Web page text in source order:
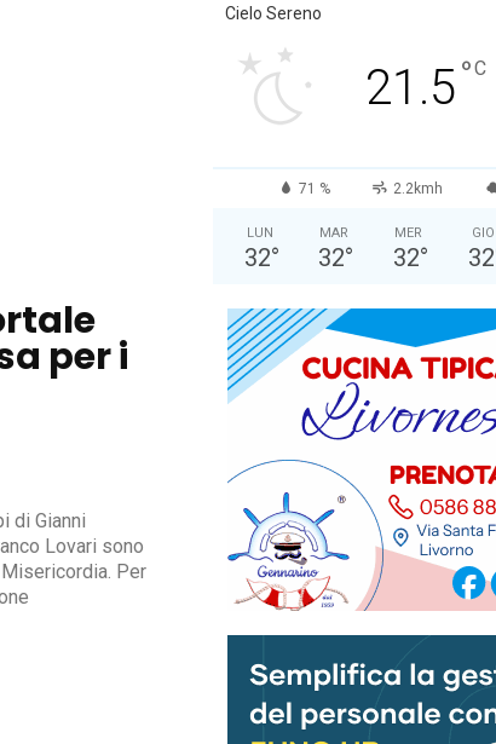
per i
di Gianni
Lovari sono
Per
Cielo Sereno
21.5°C
71 % 2.2kmh
LUN
32°
MAR
32°
MER
32°
GIO
32